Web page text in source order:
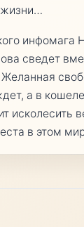
жизни…
инфомага
сведет
Желанная
а в
исколесить
в этом